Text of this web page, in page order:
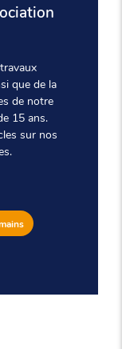
que de la
de notre
15 ans.
sur nos